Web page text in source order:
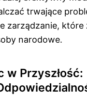
trwające
zarządzanie, które
narodowe.
w Przyszłość: